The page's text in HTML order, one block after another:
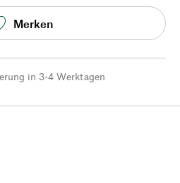
Merken
in 3-4 Werktagen